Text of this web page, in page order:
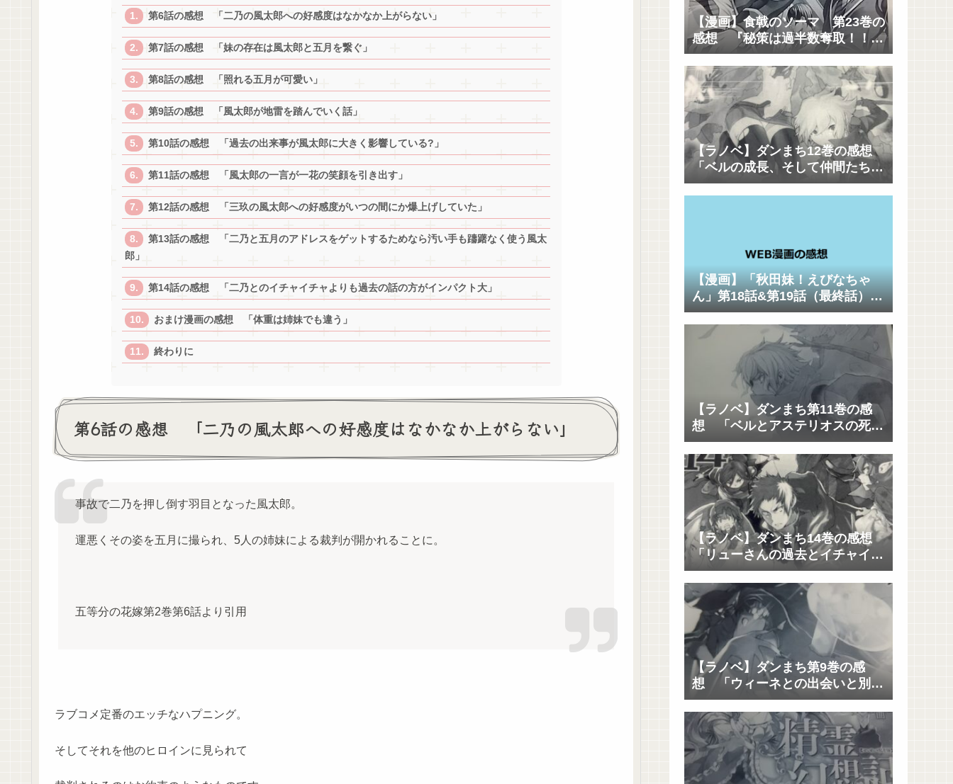
第6話の感想 「二乃の風太郎への好感度はなかなか上がらない」
第7話の感想 「妹の存在は風太郎と五月を繋ぐ」
第8話の感想 「照れる五月が可愛い」
第9話の感想 「風太郎が地雷を踏んでいく話」
第10話の感想 「過去の出来事が風太郎に大きく影響している?」
第11話の感想 「風太郎の一言が一花の笑顔を引き出す」
第12話の感想 「三玖の風太郎への好感度がいつの間にか爆上げしていた」
第13話の感想 「二乃と五月のアドレスをゲットするためなら汚い手も躊躇なく使う風太
郎」
第14話の感想 「二乃とのイチャイチャよりも過去の話の方がインパクト大」
おまけ漫画の感想 「体重は姉妹でも違う」
終わりに
第6話の感想 「二乃の風太郎への好感度はなかなか上がらない」
事故で二乃を押し倒す羽目となった風太郎。
運悪くその姿を五月に撮られ、5人の姉妹による裁判が開かれることに。
五等分の花嫁第2巻第6話より引用
ラブコメ定番のエッチなハプニング。
そしてそれを他のヒロインに見られて
【漫画】食戟のソーマ 第23巻の
感想 『秘策は過半数奪取！！そ
して創真の父城一郎が遠月を去っ
た理由とは？』
【ラノベ】ダンまち12巻の感想
「ベルの成長、そして仲間たちの
成長」
【漫画】「秋田妹！えびなちゃ
ん」第18話&第19話（最終話）の
感想（ネタバレあり） 「ハッピ
ーエンドｷﾀ――(ﾟ∀ﾟ)――!!」
【ラノベ】ダンまち第11巻の感
想 「ベルとアステリオスの死闘
も見どころだけど、各キャラの思
惑と駆け引きも面白い」
【ラノベ】ダンまち14巻の感想
「リューさんの過去とイチャイチ
ャと決着」
【ラノベ】ダンまち第9巻の感
想 「ウィーネとの出会いと別
れ」